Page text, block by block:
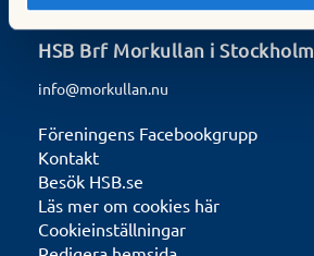
HSB Brf Morkullan i Stockholm
info@morkullan.nu
Föreningens Facebookgrupp
Kontakt
Besök HSB.se
Läs mer om cookies här
Cookieinställningar